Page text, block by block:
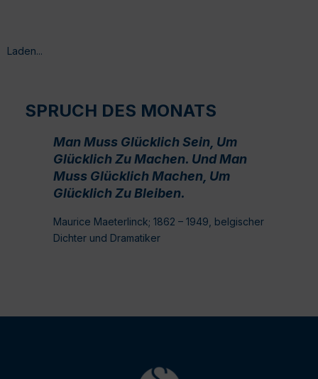
Laden...
SPRUCH DES MONATS
Man Muss Glücklich Sein, Um
Glücklich Zu Machen. Und Man
Muss Glücklich Machen, Um
Glücklich Zu Bleiben.
Maurice Maeterlinck; 1862 – 1949, belgischer
Dichter und Dramatiker